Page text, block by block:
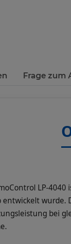
Frage zum
LP-
entwickelt wurde.
bei